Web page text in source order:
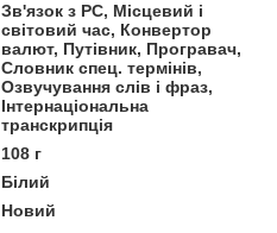
Зв'язок з PC, Місцевий і
світовий час, Конвертор
валют, Путівник, Програвач,
Словник спец. термінів,
Озвучування слів і фраз,
Інтернаціональна
транскрипція
108 г
Білий
Новий